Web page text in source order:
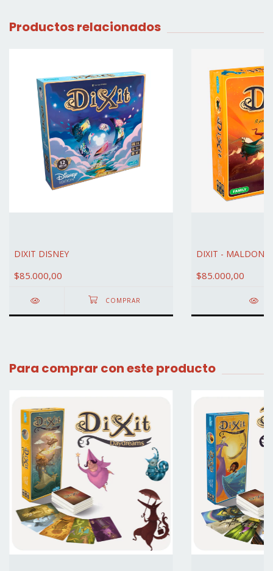
Productos relacionados
DIXIT DISNEY
$85.000,00
DIXIT - MALDON
$85.000,00
Para comprar con este producto